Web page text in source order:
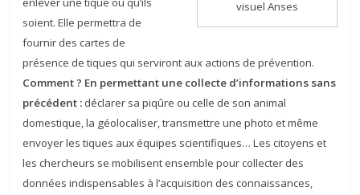
visuel Anses
soient. Elle permettra de
fournir des cartes de
présence de tiques qui serviront aux actions de prévention.
Comment ? En permettant une collecte d’informations sans
précédent : déclarer sa piqûre ou celle de son animal
domestique, la géolocaliser, transmettre une photo et même
envoyer les tiques aux équipes scientifiques… Les citoyens et
les chercheurs se mobilisent ensemble pour collecter des
données indispensables à l’acquisition des connaissances,